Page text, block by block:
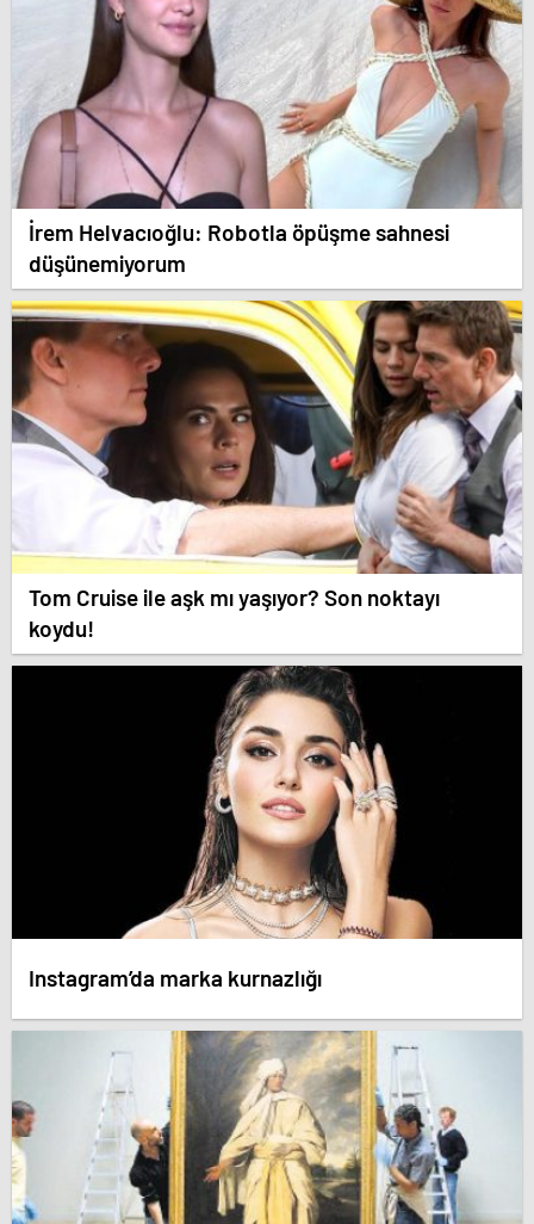
İrem Helvacıoğlu: Robotla öpüşme sahnesi
düşünemiyorum
Tom Cruise ile aşk mı yaşıyor? Son noktayı
koydu!
Instagram’da marka kurnazlığı